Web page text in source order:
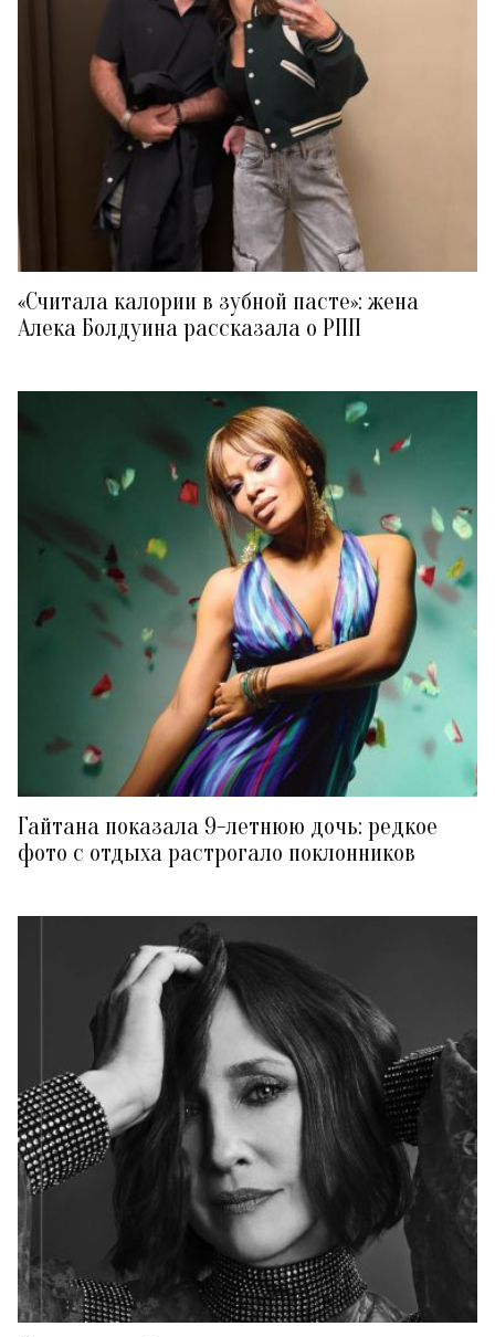
«Считала калории в зубной пасте»: жена
Алека Болдуина рассказала о РПП
Гайтана показала 9-летнюю дочь: редкое
фото с отдыха растрогало поклонников